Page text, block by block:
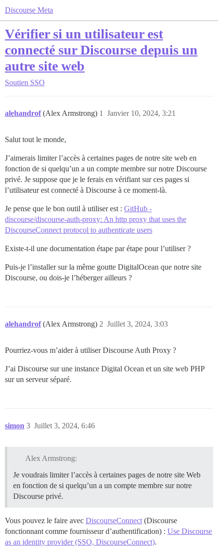
Discourse Meta
Vérifier si un utilisateur est
connecté sur Discourse depuis un
autre site web
Soutien SSO
alehandrof (Alex Armstrong) Janvier 10, 2024, 3:21
1
Salut tout le monde,
J’aimerais limiter l’accès à certaines pages de notre site web en
fonction de si quelqu’un a un compte membre sur notre Discourse
privé. Je suppose que je le ferais en vérifiant sur ces pages si
l’utilisateur est connecté à Discourse à ce moment-là.
Je pense que le bon outil à utiliser est : GitHub -
discourse/discourse-auth-proxy: An http proxy that uses the
DiscourseConnect protocol to authenticate users
Existe-t-il une documentation étape par étape pour l’utiliser ?
Puis-je l’installer sur la même goutte DigitalOcean que notre site
Discourse, ou dois-je l’héberger ailleurs ?
alehandrof (Alex Armstrong) Juillet 3, 2024, 3:03
2
Pourriez-vous m’aider à utiliser Discourse Auth Proxy ?
J’ai Discourse sur une instance Digital Ocean et un site web PHP
sur un serveur séparé.
simon Juillet 3, 2024, 6:46
3
Alex Armstrong:
Je voudrais limiter l’accès à certaines pages de notre site Web
en fonction de si quelqu’un a un compte membre sur notre
Discourse privé.
Vous pouvez le faire avec DiscourseConnect (Discourse
fonctionnant comme fournisseur d’authentification) : Use Discourse
as an identity provider (SSO, DiscourseConnect).